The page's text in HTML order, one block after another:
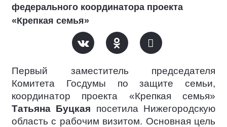
федерального координатора проекта
«Крепкая семья»
Первый заместитель председателя
Комитета Госдумы по защите семьи,
координатор проекта «Крепкая семья»
Татьяна Буцкая посетила Нижегородскую
область с рабочим визитом. Основная цель